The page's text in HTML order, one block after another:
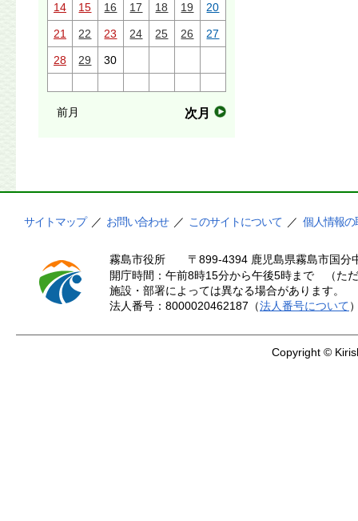
14 15 16 17 18 19 20
21 22 23 24 25 26 27
28 29 30
前月 次月
サイトマップ ／ お問い合わせ ／ このサイトについて ／ 個人情報の
霧島市役所
〒899-4394 鹿児島県霧島市国
開庁時間：午前8時15分から午後5時まで （た
施設・部署によっては異なる場合があります。
法人番号：8000020462187（法人番号について
Copyright ©